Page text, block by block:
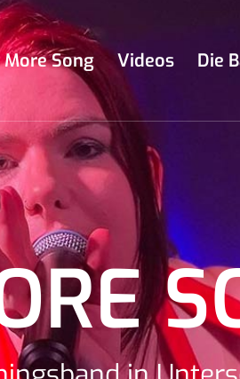
More Song Videos Die